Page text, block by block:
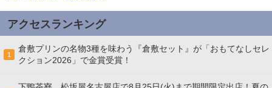
アクセスランキング
1
倉敷プリンの名物3種を味わう『倉敷セット』が「おもてなしセレ
クション2026」で金賞受賞！